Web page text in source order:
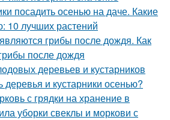
посадить осенью на даче. Какие
10 лучших растений
грибы после дождя. Как
после дождя
деревьев и кустарников
деревья и кустарники осенью?
с грядки на хранение в
уборки свеклы и моркови с